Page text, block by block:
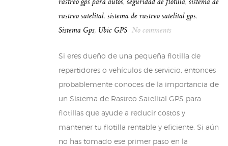
rastreo gps para autos, seguridad de flotilla, sistema de
rastreo satelital, sistema de rastreo satelital gps,
Sistema Gps, Ubic GPS No comments
Si eres dueño de una pequeña flotilla de
repartidores o vehículos de servicio, entonces
probablemente conoces de la importancia de
un Sistema de Rastreo Satelital GPS para
flotillas que ayude a reducir costos y
mantener tu flotilla rentable y eficiente. Si aún
no has tomado ese primer paso en la